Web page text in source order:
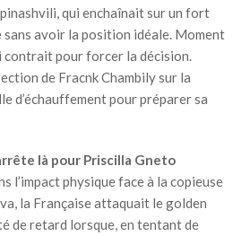
qui enchaînait sur un fort
sans avoir la position idéale. Moment
pour forcer la décision.
de Fracnk Chambily sur la
d’échauffement pour préparer sa
là pour Priscilla Gneto
l’impact physique face à la copieuse
la Française attaquait le golden
de retard lorsque, en tentant de